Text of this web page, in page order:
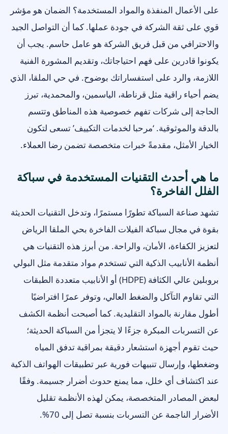
على الأعمال المنفذة والمواد المستخدمة؟ الضمان هو مؤشر
قوي على ثقة الشركة في جودة عملها. كما أن التواصل الجيد
والاحترافي من قبل فريق الشركة هو عامل حاسم. يجب أن
يكونوا قادرين على فهم احتياجاتك، وتقديم المشورة الفنية
اللازمة، والرد على استفساراتك بوضوح. في حي الملقا، الذي
يضم أحياء راقية مثل قرناطة، الياسمين، والمحمدية، تبرز
الحاجة إلى شركات تفهم خصوصية هذه المناطق وتتسم
بالدقة والموثوقية. ‘مرحبا لخدمات التكييف’ تسعى لتكون
الخيار الأمثل، مقدمةً خبرات متخصصة تضمن رضا العملاء.
ما هي أحدث التقنيات المستخدمة في سباكة
الفلل الفاخرة؟
تشهد صناعة السباكة تطورًا مستمرًا، وتدخل التقنيات الحديثة
بقوة في مجال سباكة الفيلات الفاخرة بحي الملقا الرياض
لتعزيز الكفاءة، الأمان، والراحة. من أبرز هذه التقنيات هي
أنظمة الأنابيب الذكية التي تستخدم مواد متقدمة مثل البولي
بروبلين عالي الكثافة (HDPE) أو الأنابيب متعددة الطبقات
التي تقاوم التآكل والضغط العالي، وتوفر عمرًا افتراضيًا
أطول مقارنة بالمواد التقليدية. كما أصبحت أنظمة الكشف
عن التسربات المبكرة جزءًا لا يتجزأ من السباكة الحديثة؛
حيث تقوم أجهزة استشعار دقيقة بمراقبة تدفق المياه
وضغطها، وإرسال تنبيهات فورية عبر تطبيقات الهواتف الذكية
عند اكتشاف أي خلل، مما يمنع حدوث أضرار جسيمة. وفقًا
لبعض المصادر المتخصصة، يمكن لهذه الأنظمة تقليل
الأضرار الناجمة عن التسربات بنسبة تصل إلى 70%.